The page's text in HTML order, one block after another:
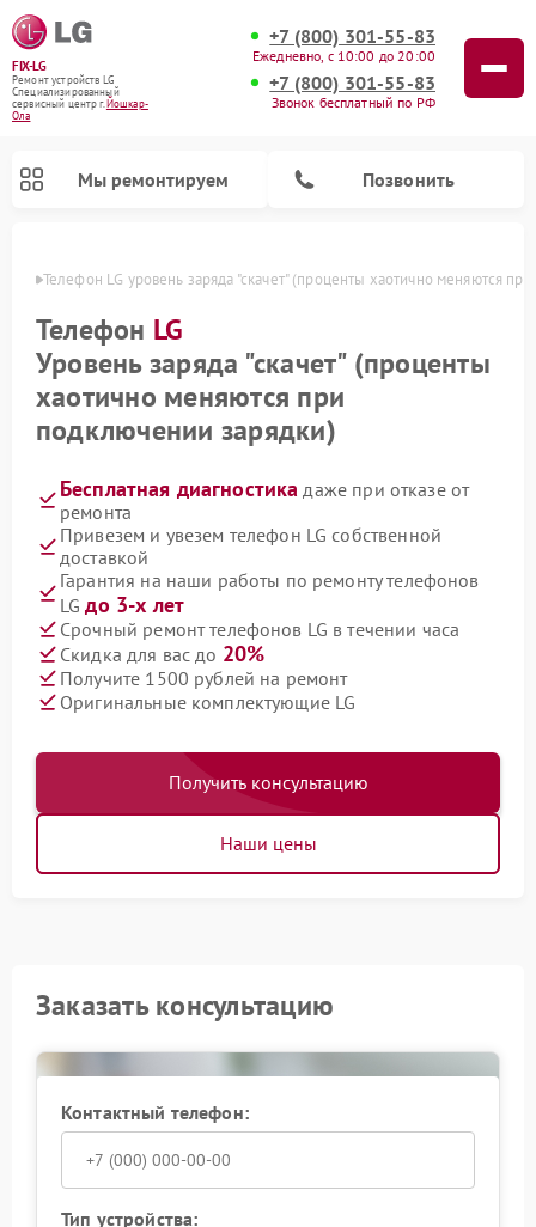
FIX-LG
Ремонт устройств LG
Специализированный
cервисный центр г.Йошкар-
Ола
+7 (800) 301-55-83
Ежедневно, с 10:00 до 20:00
+7 (800) 301-55-83
Звонок бесплатный по РФ
Мы ремонтируем Позвонить
Телефон LG уровень заряда "скачет" (проценты хаотично меняются
Телефон LG
Уровень заряда "скачет" (проценты
хаотично меняются при
подключении зарядки)
Бесплатная диагностика даже при отказе от
ремонта
Привезем и увезем телефон LG собственной
доставкой
Гарантия на наши работы по ремонту телефонов
LGдо 3-х лет
Срочный ремонт телефонов LG в течении часа
Скидка для вас до 20%
Получите 1500 рублей на ремонт
Оригинальные комплектующие LG
Получить консультацию
Наши цены
Заказать консультацию
Контактный телефон:
Тип устройства: